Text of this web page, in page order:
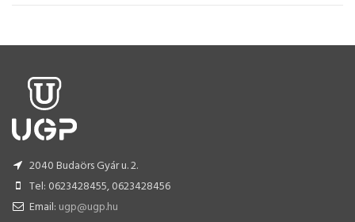
2040 Budaörs Gyár u. 2.
Tel: 0623428455, 0623428456
Email: ugp@ugp.hu